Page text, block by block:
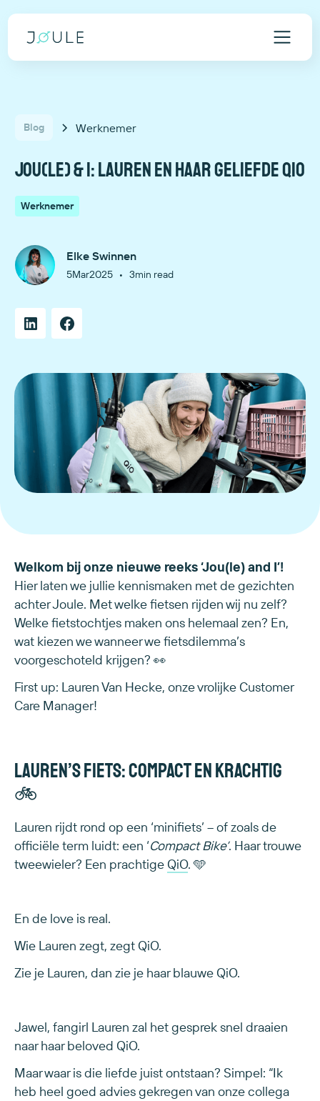
Blog Werknemer
Jou(le) & I: Lauren en haar geliefde QiO
Werknemer
Elke Swinnen
5Mar2025 • 3min read
Welkom bij onze nieuwe reeks ‘Jou(le) and I’!
Hier laten we jullie kennismaken met de gezichten
achter Joule. Met welke fietsen rijden wij nu zelf?
Welke fietstochtjes maken ons helemaal zen? En,
wat kiezen we wanneer we fietsdilemma’s
voorgeschoteld krijgen? 👀
First up: Lauren Van Hecke, onze vrolijke Customer
Care Manager!
Lauren’s fiets: compact en krachtig
🚲
Lauren rijdt rond op een ‘minifiets’ – of zoals de
officiële term luidt: een ‘Compact Bike’. Haar trouwe
tweewieler? Een prachtige QiO. 🩵
En de love is real.
Wie Lauren zegt, zegt QiO.
Zie je Lauren, dan zie je haar blauwe QiO.
Jawel, fangirl Lauren zal het gesprek snel draaien
naar haar beloved QiO.
Maar waar is die liefde juist ontstaan? Simpel: “Ik
heb heel goed advies gekregen van onze collega